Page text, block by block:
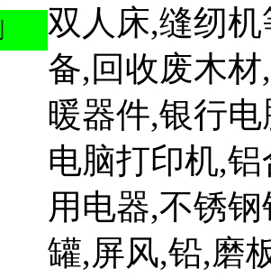
双人床,缝纫
备,回收废木
暖器件,银行
电脑打印机,
用电器,不锈
罐,屏风,铅,磨